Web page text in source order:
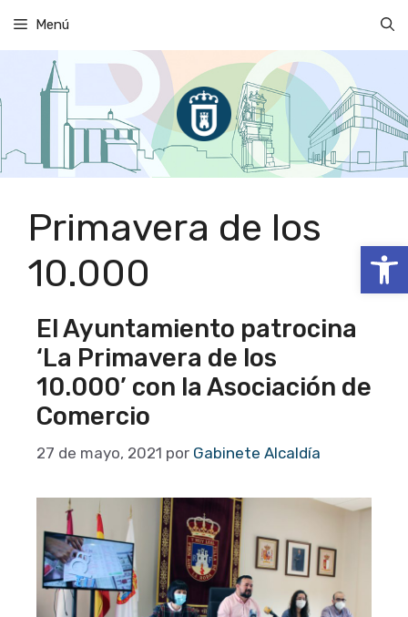
Abrir
contenido
Menú
Primavera de los
10.000
El Ayuntamiento patrocina
‘La Primavera de los
10.000’ con la Asociación de
Comercio
27 de mayo, 2021 por Gabinete Alcaldía